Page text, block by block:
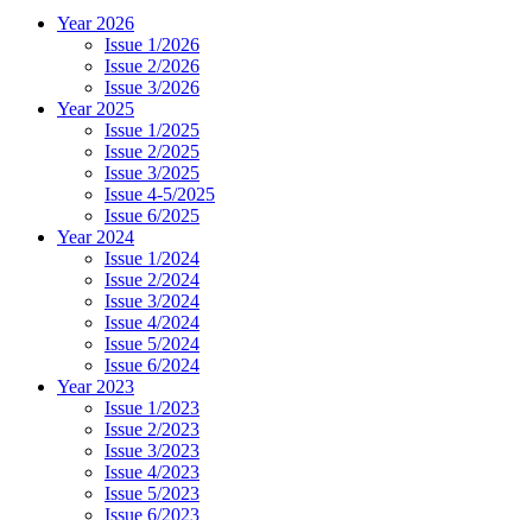
Year 2026
Issue 1/2026
Issue 2/2026
Issue 3/2026
Year 2025
Issue 1/2025
Issue 2/2025
Issue 3/2025
Issue 4-5/2025
Issue 6/2025
Year 2024
Issue 1/2024
Issue 2/2024
Issue 3/2024
Issue 4/2024
Issue 5/2024
Issue 6/2024
Year 2023
Issue 1/2023
Issue 2/2023
Issue 3/2023
Issue 4/2023
Issue 5/2023
Issue 6/2023